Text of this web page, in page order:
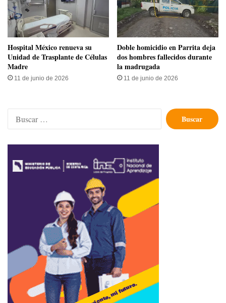
Hospital México renueva su
Unidad de Trasplante de Células
Madre
11 de junio de 2026
Doble homicidio en Parrita deja
dos hombres fallecidos durante
la madrugada
11 de junio de 2026
Buscar: